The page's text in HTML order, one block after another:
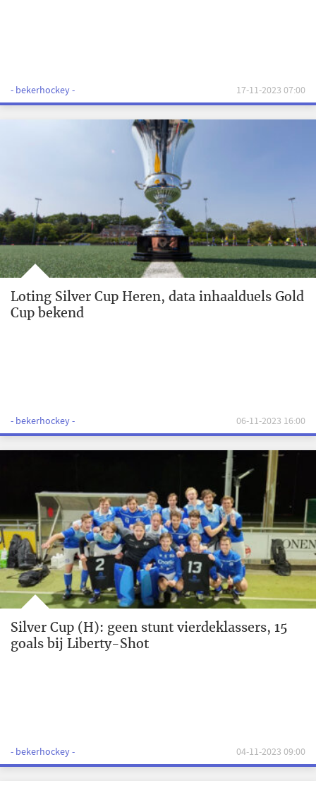
- bekerhockey - 17-11-2023 07:00
Loting Silver Cup Heren, data inhaalduels Gold
Cup bekend
- bekerhockey - 06-11-2023 16:00
Silver Cup (H): geen stunt vierdeklassers, 15
goals bij Liberty-Shot
- bekerhockey - 04-11-2023 09:00